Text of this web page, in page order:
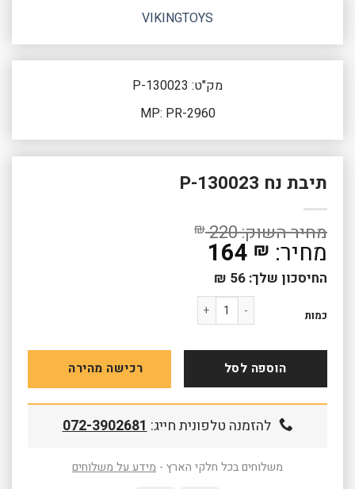
VIKINGTOYS
מק"ט: P-130023
MP: PR-2960
תיבת נח P-130023
220
₪
164 ₪
החיסכון שלך: ₪
כמות
כמות של תיבת נח P-130023
הוספה לסל רכישה מהירה
להזמנה טלפונית חייג:072-3902681
משלוחים בכל חלקי הארץ - מידע על משלוחים